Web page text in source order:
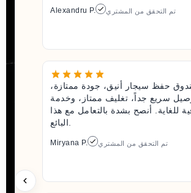
Alexandru P. تم التحقق من المشتري
حفظ سيجار أنيق، جودة ممتازة،
سريع جداً، تغليف ممتاز، وخدمة
للغاية. أنصح بشدة بالتعامل مع هذا
Miryana P. تم التحقق من المشتري